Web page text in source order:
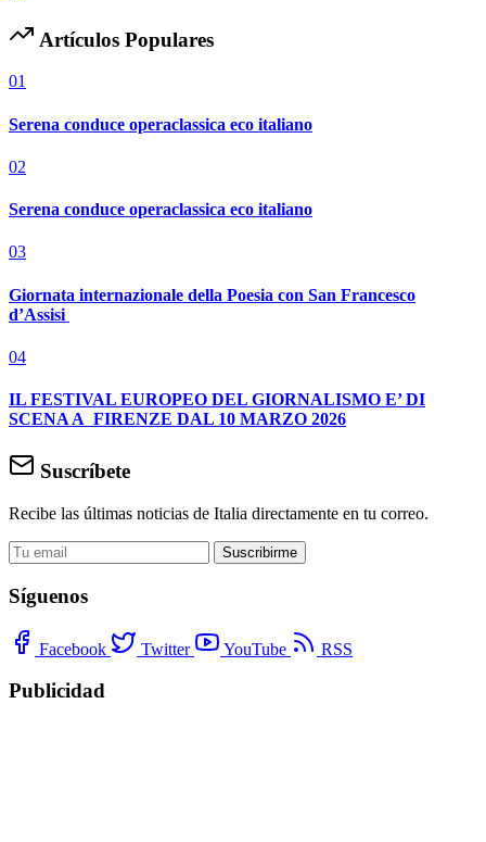
Artículos Populares
01
Serena conduce operaclassica eco italiano
02
Serena conduce operaclassica eco italiano
03
Giornata internazionale della Poesia con San Francesco
d’Assisi
04
IL FESTIVAL EUROPEO DEL GIORNALISMO E’ DI
SCENA A FIRENZE DAL 10 MARZO 2026
Suscríbete
Recibe las últimas noticias de Italia directamente en tu correo.
Suscribirme
Síguenos
Facebook Twitter YouTube RSS
Publicidad